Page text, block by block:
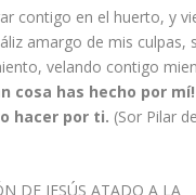
contigo en el huerto, y
amargo de mis culpas,
velando contigo
cosa has hecho por
hacer por ti. (Sor Pilar
DE JESÚS ATADO A LA